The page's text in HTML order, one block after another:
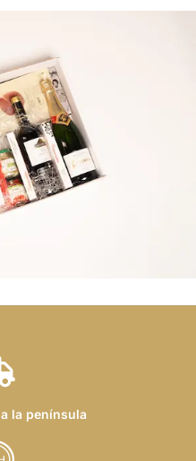
la península